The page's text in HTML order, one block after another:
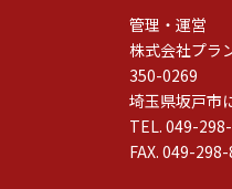
管理・運営
株式会社プラ
350-0269
埼玉県坂戸市
TEL. 049-
FAX. 049-